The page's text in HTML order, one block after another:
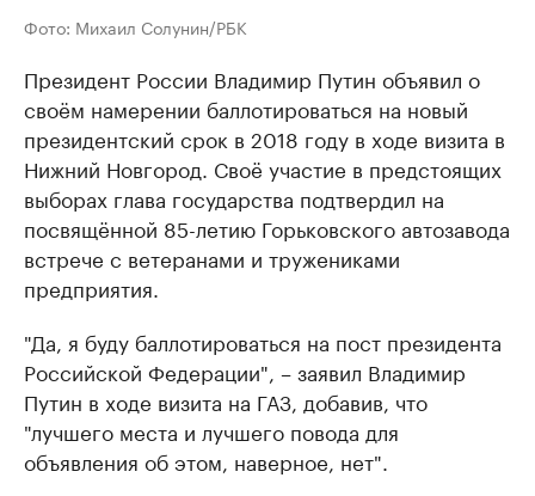
Фото: Михаил Солунин/РБК
Президент России Владимир Путин объявил о
своём намерении баллотироваться на новый
президентский срок в 2018 году в ходе визита в
Нижний Новгород. Своё участие в предстоящих
выборах глава государства подтвердил на
посвящённой 85-летию Горьковского автозавода
встрече с ветеранами и тружениками
предприятия.
"Да, я буду баллотироваться на пост президента
Российской Федерации", – заявил Владимир
Путин в ходе визита на ГАЗ, добавив, что
"лучшего места и лучшего повода для
объявления об этом, наверное, нет".